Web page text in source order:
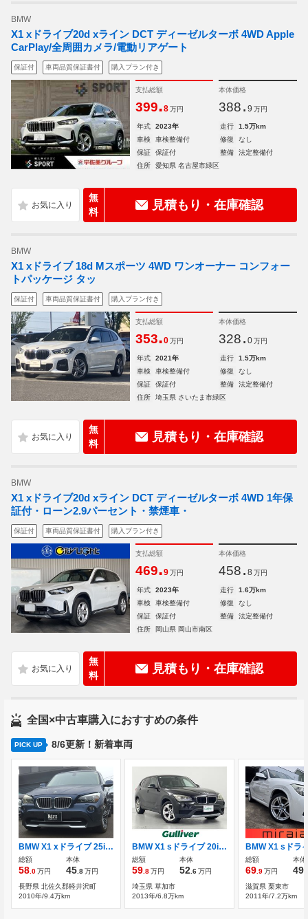
BMW
X1 xドライブ20d xライン DCT ディーゼルターボ 4WD Apple
CarPlay/全周囲カメラ/電動リアゲート
保証付 車両品質保証書付 購入プラン付き
支払総額
399.8 万円
本体価格
388. 9 万円
年式 2023年 走行
1.5万km
車検
車検整備付 修復
なし
保証
保証付 整備
法定整備付
住所
愛知県 名古屋市緑区
無
料
見積もり・在庫確認
BMW
X1 xドライブ 18d Mスポーツ 4WD ワンオーナー コンフォー
トパッケージ タッ
保証付 車両品質保証書付 購入プラン付き
支払総額
353.0 万円
本体価格
328. 0 万円
年式 2021年 走行
1.5万km
車検
車検整備付 修復
なし
保証
保証付 整備
法定整備付
住所
埼玉県 さいたま市緑区
無
料
見積もり・在庫確認
BMW
X1 xドライブ20d xライン DCT ディーゼルターボ 4WD 1年保
証付・ローン2.9パーセント・禁煙車・
保証付 車両品質保証書付 購入プラン付き
支払総額
469.9 万円
本体価格
458. 8 万円
年式 2023年 走行
1.6万km
車検
車検整備付 修復
なし
保証
保証付 整備
法定整備付
住所
岡山県 岡山市南区
無
料
見積もり・在庫確認
全国×中古車購入におすすめの条件
PICK UP 8/6更新！新着車両
BMW X1 xドライブ 25i ハイラインパッケージ ベージュレザー 社外NAVI バックカメラ禁煙
総額
58 .0万円
本体
45 .8万円
長野県 北佐久郡軽井沢町
2010年/9.4万km
BMW X1 sドライブ 20i 本革シート 修復歴無し
総額
59 .8万円
本体
52 .6万円
埼玉県 草加市
2013年/6.8万km
総額
69 .9万円
本体
49
滋賀県 栗東市
2011年/7.2万km